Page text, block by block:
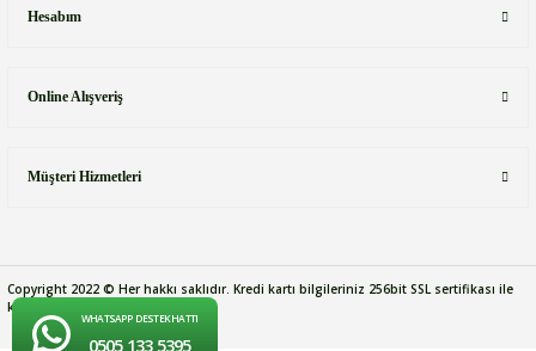
Hesabım
Online Alışveriş
Müşteri Hizmetleri
Copyright 2022 © Her hakkı saklıdır. Kredi kartı bilgileriniz 256bit SSL sertifikası ile
korunmaktadır.
WHATSAPP DESTEK HATTI
0505 133 5395